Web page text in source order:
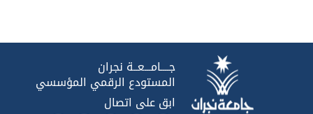
جــــامـــعــة نجران
المستودع الرقمي المؤسسي
ابق على اتصال